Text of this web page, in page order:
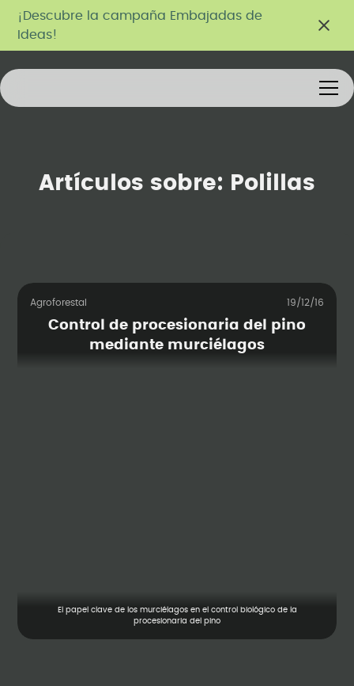
¡Descubre la campaña Embajadas de
Ideas!
Artículos sobre: Polillas
Agroforestal 19/12/16
Control de procesionaria del pino
mediante murciélagos
El papel clave de los murciélagos en el control biológico de la
procesionaria del pino